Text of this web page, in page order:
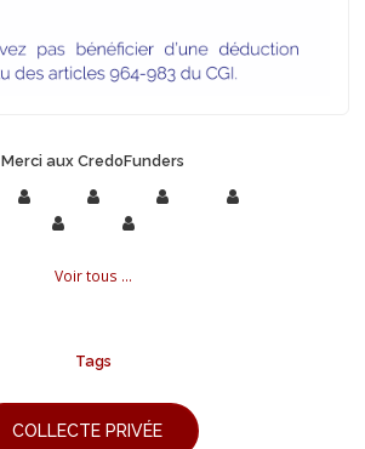
Merci aux CredoFunders
Voir tous ...
Tags
COLLECTE PRIVÉE